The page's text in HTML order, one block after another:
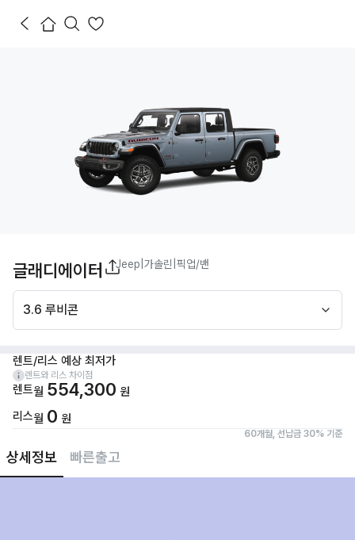
상세정보 빠른출고
글래디에이터 Jeep |가솔린 |픽업/밴
3.6 루비콘
렌트/리스 예상 최저가
렌트와 리스 차이점
렌트월 554,300 원
리스월 0 원
60개월, 선납금 30% 기준